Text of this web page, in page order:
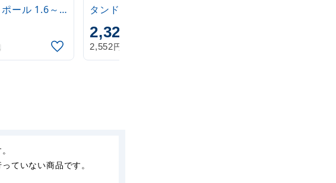
ール 1.6～
黒
タンド 20L
2,320
2,552円
ていない商品です。